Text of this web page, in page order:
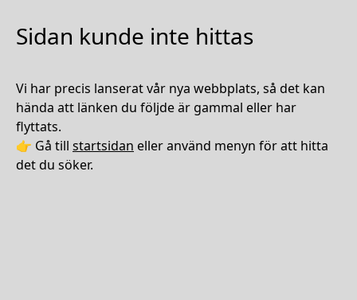
Sidan kunde inte hittas
Vi har precis lanserat vår nya webbplats, så det kan
hända att länken du följde är gammal eller har
flyttats.
👉 Gå till startsidan eller använd menyn för att hitta
det du söker.